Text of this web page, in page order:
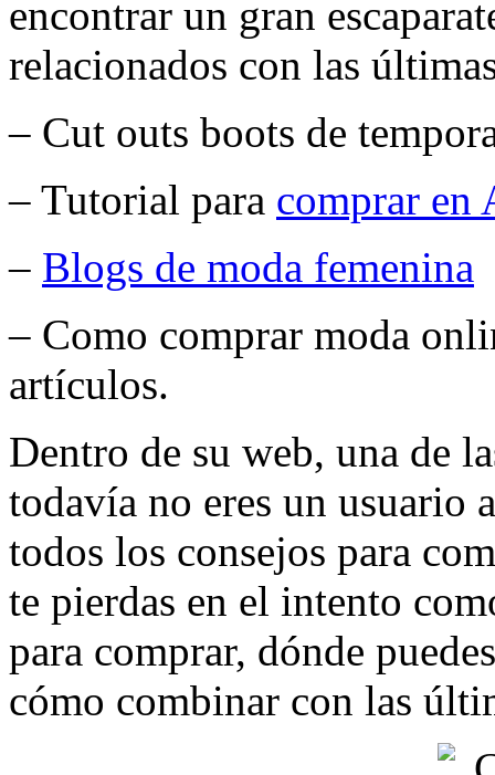
encontrar un gran
relacionados con las
– Cut outs boots de
– Tutorial para comprar en
– Blogs de moda femenina
– Como comprar moda
artículos.
Dentro de su web, una de
todavía no eres un usuario
todos los consejos para
te pierdas en el intento
para comprar, dónde
cómo combinar con las